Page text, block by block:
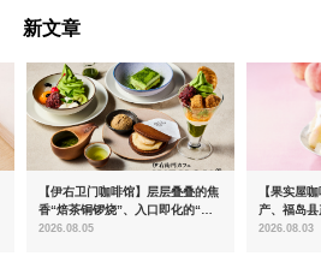
新文章
【伊右卫门咖啡馆】层层叠叠的焦
香“焙茶铜锣烧”、入口即化的“宇
治抹茶提拉米苏”全新登场
2026.08.05
【果实屋
产、福岛
2026.08.03